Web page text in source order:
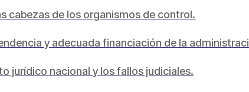
cabezas de los organismos de control.
y adecuada financiación de la
jurídico nacional y los fallos judiciales.